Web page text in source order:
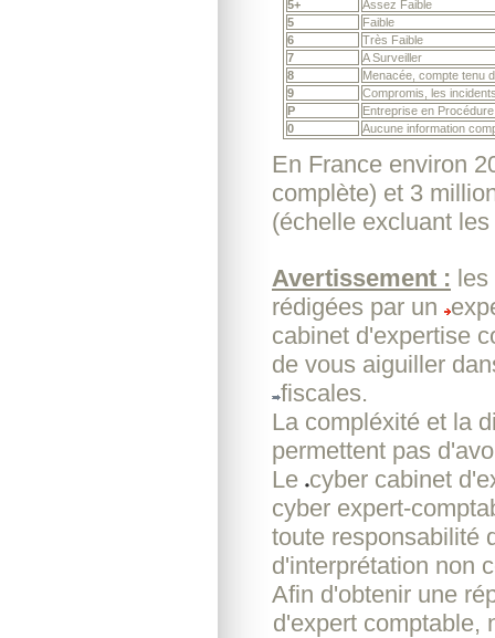
5+
Assez Faible
5
Faible
6
Très Faible
7
A Surveiller
8
Menacée, compte tenu
9
Compromis, les
P
Entreprise en
0
Aucune information
En France environ
complète) et 3
(échelle excluant
Avertissement : les
rédigées par un
cabinet d'expertise
de vous aiguiller
fiscales.
La compléxité et la
permettent pas
Le cyber cabinet
cyber expert-
toute responsabilité
d'interprétation non
Afin d'obtenir une
d'expert comptable,